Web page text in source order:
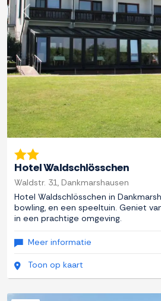
Previous
Hotel Waldschlösschen
Waldstr. 31, Dankmarshausen
Hotel Waldschlösschen in
bowling, en een speeltuin. Geniet
in een prachtige omgeving.
Meer informatie
Toon op kaart